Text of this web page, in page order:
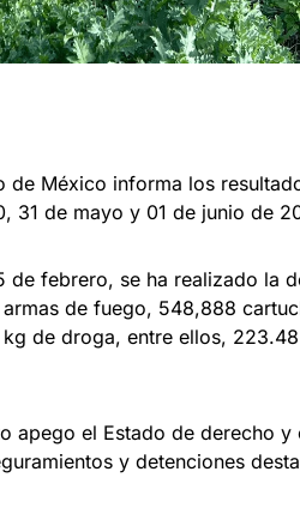
de México informa los
31 de mayo y 01 de junio de
de febrero, se ha realizado la
de fuego, 548,888
de droga, entre ellos,
apego el Estado de derecho
y detenciones